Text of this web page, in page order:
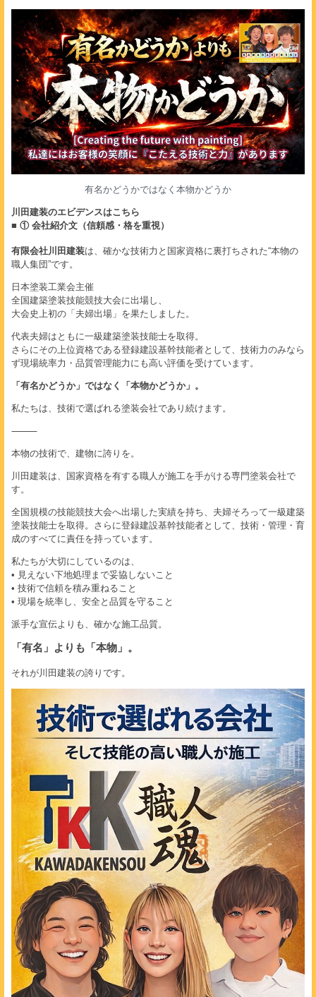
有名かどうかではなく本物かどうか
川田建装のエビデンスはこちら
■ ① 会社紹介文（信頼感・格を重視）
有限会社川田建装は、確かな技術力と国家資格に裏打ちされた“本物の
職人集団”です。
日本塗装工業会主催
全国建築塗装技能競技大会に出場し、
大会史上初の「夫婦出場」を果たしました。
代表夫婦はともに一級建築塗装技能士を取得。
さらにその上位資格である登録建設基幹技能者として、技術力のみなら
ず現場統率力・品質管理能力にも高い評価を受けています。
「有名かどうか」ではなく「本物かどうか」。
私たちは、技術で選ばれる塗装会社であり続けます。
⸻
本物の技術で、建物に誇りを。
川田建装は、国家資格を有する職人が施工を手がける専門塗装会社で
す。
全国規模の技能競技大会へ出場した実績を持ち、夫婦そろって一級建築
塗装技能士を取得。さらに登録建設基幹技能者として、技術・管理・育
成のすべてに責任を持っています。
私たちが大切にしているのは、
• 見えない下地処理まで妥協しないこと
• 技術で信頼を積み重ねること
• 現場を統率し、安全と品質を守ること
派手な宣伝よりも、確かな施工品質。
「有名」よりも「本物」。
それが川田建装の誇りです。